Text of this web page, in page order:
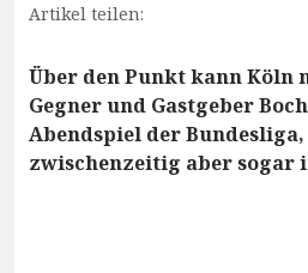
Artikel teilen:
Über den Punkt kann Köln
Gegner und Gastgeber
Abendspiel der
zwischenzeitig aber sogar